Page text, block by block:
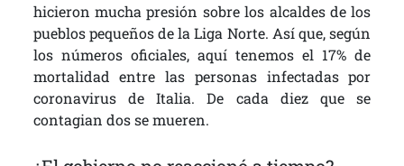
hicieron mucha presión sobre los alcaldes de los
pueblos pequeños de la Liga Norte. Así que, según
los números oficiales, aquí tenemos el 17% de
mortalidad entre las personas infectadas por
coronavirus de Italia. De cada diez que se
contagian dos se mueren.